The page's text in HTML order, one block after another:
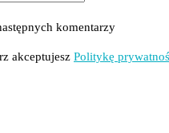
komentarzy
akceptujesz Politykę